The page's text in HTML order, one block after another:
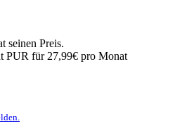
seinen Preis.
PUR für 27,99€ pro Monat